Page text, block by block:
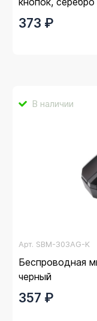
373 ₽
В наличии
Арт. SBM-303AG-K
Беспроводная
черный
357 ₽